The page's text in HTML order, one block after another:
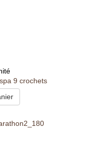
9 crochets